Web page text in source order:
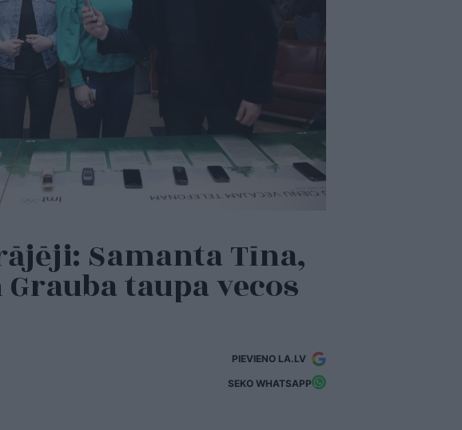
Samanta Tīna,
taupa vecos
PIEVIENO LA.LV
SEKO WHATSAPP